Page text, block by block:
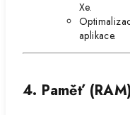
Xe.
aplikace.
4. Paměť (RAM)